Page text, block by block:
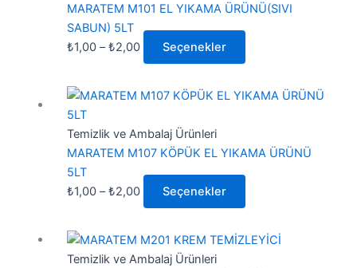
MARATEM M101 EL YIKAMA ÜRÜNÜ(SIVI
SABUN) 5LT
₺1,00 –₺2,00
-
₺2,00
Seçenekler
fazla
varyasyonu
Seçenekler
sayfasından
Temizlik ve Ambalaj Ürünleri
MARATEM M107 KÖPÜK EL YIKAMA ÜRÜNÜ
5LT
₺1,00 –₺2,00
Fiyat
₺1,00
-
₺2,00
Seçenekler
Bu
fazla
varyasyonu
Seçenekler
sayfasından
Temizlik ve Ambalaj Ürünleri
Bu
ürünün